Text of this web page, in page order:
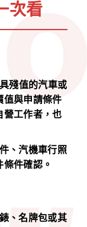
次看
殘值的汽車或
值與申請條件
營工作者，也
、汽機車行照
件確認。
、名牌包或其